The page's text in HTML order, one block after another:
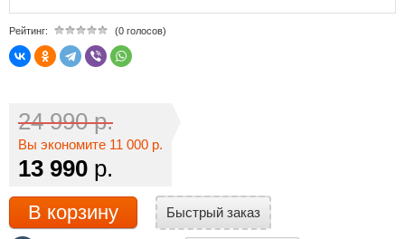
Рейтинг: (0 голосов)
24 990 р.
Вы экономите 11 000 р.
13 990 р.
В корзину Быстрый заказ